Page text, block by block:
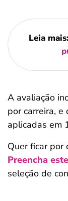
Leia mais:
A avaliação
por carreira,
aplicadas em
Quer ficar por
Preencha
seleção de